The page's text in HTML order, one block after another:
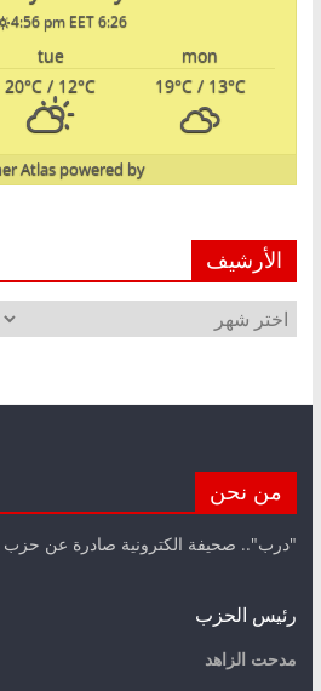
6:26 am
4:56 pm EET
mon
tue
19°C/ 13°C
20°C / 12°C
powered by
Atlas
الأرشيف
الأرشيف
من نحن
"درب".. صحيفة الكترونية صادرة عن حزب
رئيس الحزب
مدحت الزاهد